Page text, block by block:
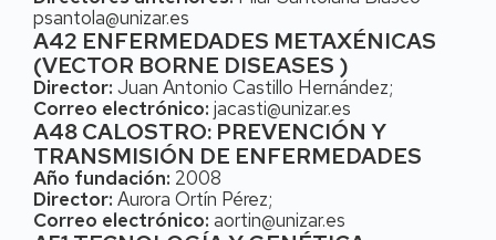
psantola@unizar.es
A42 ENFERMEDADES METAXÉNICAS
(VECTOR BORNE DISEASES )
Director: Juan Antonio Castillo Hernández;
Correo electrónico: jacasti@unizar.es
A48 CALOSTRO: PREVENCIÓN Y
TRANSMISIÓN DE ENFERMEDADES
Año fundación: 2008
Director: Aurora Ortín Pérez;
Correo electrónico: aortin@unizar.es